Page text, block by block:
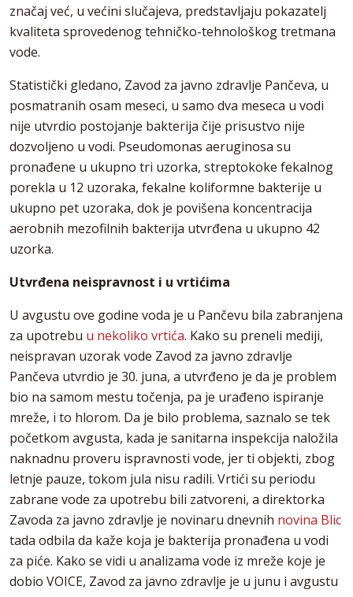
značaj već, u većini slučajeva, predstavljaju pokazatelj
kvaliteta sprovedenog tehničko-tehnološkog tretmana
vode.
Statistički gledano, Zavod za javno zdravlje Pančeva, u
posmatranih osam meseci, u samo dva meseca u vodi
nije utvrdio postojanje bakterija čije prisustvo nije
dozvoljeno u vodi. Pseudomonas aeruginosa su
pronađene u ukupno tri uzorka, streptokoke fekalnog
porekla u 12 uzoraka, fekalne koliformne bakterije u
ukupno pet uzoraka, dok je povišena koncentracija
aerobnih mezofilnih bakterija utvrđena u ukupno 42
uzorka.
Utvrđena neispravnost i u vrtićima
U avgustu ove godine voda je u Pančevu bila zabranjena
za upotrebu u nekoliko vrtića. Kako su preneli mediji,
neispravan uzorak vode Zavod za javno zdravlje
Pančeva utvrdio je 30. juna, a utvrđeno je da je problem
bio na samom mestu točenja, pa je urađeno ispiranje
mreže, i to hlorom. Da je bilo problema, saznalo se tek
početkom avgusta, kada je sanitarna inspekcija naložila
naknadnu proveru ispravnosti vode, jer ti objekti, zbog
letnje pauze, tokom jula nisu radili. Vrtići su periodu
zabrane vode za upotrebu bili zatvoreni, a direktorka
Zavoda za javno zdravlje je novinaru dnevnih novina Blic
tada odbila da kaže koja je bakterija pronađena u vodi
za piće. Kako se vidi u analizama vode iz mreže koje je
dobio VOICE, Zavod za javno zdravlje je u junu i avgustu